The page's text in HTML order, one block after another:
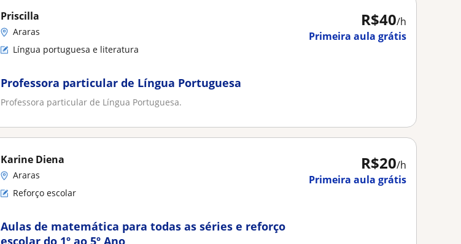
R$40/h
Primeira aula grátis
Priscilla
Araras
Língua portuguesa e literatura
Professora particular de Língua Portuguesa
Professora particular de Língua Portuguesa.
R$20/h
Primeira aula grátis
Karine Diena
Araras
Reforço escolar
Aulas de matemática para todas as séries e reforço
escolar do 1º ao 5º Ano